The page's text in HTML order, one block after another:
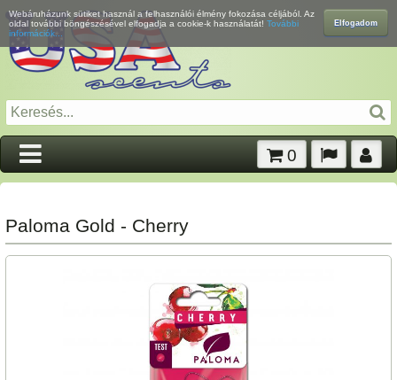
Elfogadom
Webáruházunk sütiket használ a felhasználói élmény fokozása céljából. Az
oldal további böngészésével elfogadja a cookie-k használatát! További
információk...
0
Paloma Gold - Cherry